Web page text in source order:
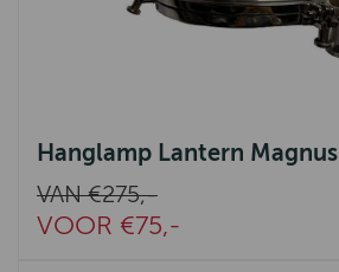
Hanglamp Lantern Magnus I
VAN €275,-
VOOR €75,-